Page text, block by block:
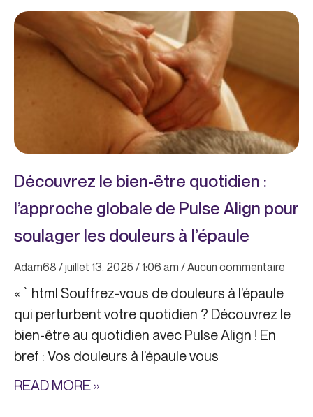
Découvrez le bien-être quotidien :
l’approche globale de Pulse Align pour
soulager les douleurs à l’épaule
Adam68 juillet 13, 2025 1:06 am Aucun commentaire
« `html Souffrez-vous de douleurs à l’épaule
qui perturbent votre quotidien ? Découvrez le
bien-être au quotidien avec Pulse Align ! En
bref : Vos douleurs à l’épaule vous
READ MORE »
PagePage PagePagePage